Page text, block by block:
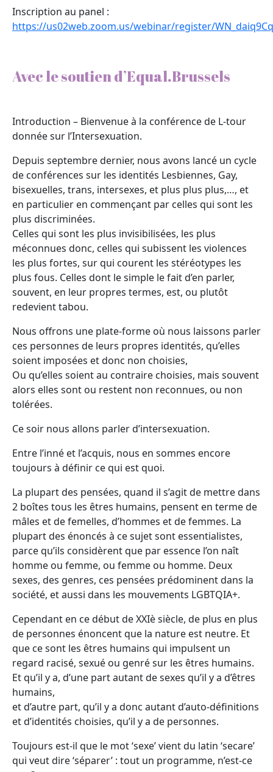
Inscription au panel :
https://us02web.zoom.us/webinar/register/
Avec le soutien d’Equal.Brussels
Introduction – Bienvenue à la conférence de L-tour
donnée sur l’Intersexuation.
Depuis septembre dernier, nous avons lancé un cycle
de conférences sur les identités Lesbiennes, Gay,
bisexuelles, trans, intersexes, et plus plus plus,…, et
en particulier en commençant par celles qui sont les
plus discriminées.
Celles qui sont les plus invisibilisées, les plus
méconnues donc, celles qui subissent les violences
les plus fortes, sur qui courent les stéréotypes les
plus fous. Celles dont le simple le fait d’en parler,
souvent, en leur propres termes, est, ou plutôt
redevient tabou.
Nous offrons une plate-forme où nous laissons parler
ces personnes de leurs propres identités, qu’elles
soient imposées et donc non choisies,
Ou qu’elles soient au contraire choisies, mais souvent
alors elles sont ou restent non reconnues, ou non
tolérées.
Ce soir nous allons parler d’intersexuation.
Entre l’inné et l’acquis, nous en sommes encore
toujours à définir ce qui est quoi.
La plupart des pensées, quand il s’agit de mettre dans
2 boîtes tous les êtres humains, pensent en terme de
mâles et de femelles, d’hommes et de femmes. La
plupart des énoncés à ce sujet sont essentialistes,
parce qu’ils considèrent que par essence l’on naît
homme ou femme, ou femme ou homme. Deux
sexes, des genres, ces pensées prédominent dans la
société, et aussi dans les mouvements LGBTQIA+.
Cependant en ce début de XXIè siècle, de plus en plus
de personnes énoncent que la nature est neutre. Et
que ce sont les êtres humains qui impulsent un
regard racisé, sexué ou genré sur les êtres humains.
Et qu’il y a, d’une part autant de sexes qu’il y a d’êtres
humains,
et d’autre part, qu’il y a donc autant d’auto-définitions
et d’identités choisies, qu’il y a de personnes.
Toujours est-il que le mot ‘sexe’ vient du latin ‘secare’
qui veut dire ‘séparer’ : tout un programme, n’est-ce